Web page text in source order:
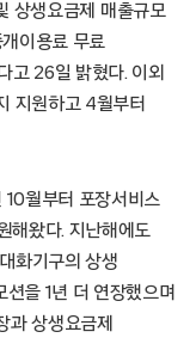
상생요금제 매출규모
이용료 무료
고 26일 밝혔다. 이외
지원하고 4월부터
월부터 포장서비스
해왔다. 지난해에도
화기구의 상생
을 1년 더 연장했으며
과 상생요금제